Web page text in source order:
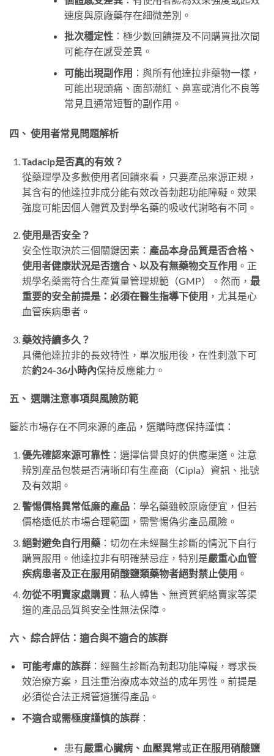
速度與原廠藥存在細微差別。
批次穩定性：極少數回饋提及不同購買批次間
可能存在感受差異。
可能出現副作用 ：與所有他達拉非藥物一樣，
可能出現頭痛、面部潮紅、鼻塞或消化不良等
常見且通常短暫的副作用。
四、 使用者常見問題解析
Tadacip是否真的有效？
從藥理學及多數使用者回饋來看，只要產品來源正規，
其含有的他達拉非成分能有效改善勃起功能障礙。效果
強度可能因個人體質及對學名藥的吸收代謝略有不同。
使用是否安全？
安全性取決於三個關鍵因素： 產品本身品質是否合格、
使用者健康狀況是否適合、以及有無藥物交互作用 。正
規學名藥需符合生產質量管理規範（GMP）。然而， 最
重要的安全前提是：必須在醫生指導下使用 ，尤其是心
血管疾病患者。
藥效持續多久？
具備他達拉非的長效特性，單次服用後，在性刺激下可
於約24-36小時內保持反應能力。
五、 選購注意事項與風險防範
鑒於市場存在不同來源的產品，選購時應保持謹慎：
優先確認來源可靠性：選擇信譽良好的供應渠道。注意
辨別產品包裝是否清晰印有生產商（Cipla）資訊、批號
及有效期。
警惕價格異常低廉的產品：學名藥雖較原廠便宜，但若
價格遠低於市場合理範圍，需警惕偽劣產品風險。
絕對避免自行用藥：切勿在未經醫生診斷的情況下自行
購買服用。他達拉非有明確禁忌症，特別是嚴重心血管
疾病患者及正在服用硝酸鹽類藥物者絕對禁止使用 。
勿從不明賣家處購買 ：私人轉售、無資質網絡賣家等渠
道的產品品質與安全性無法保障。
六、 綜合評估：適合與不適合的族群
可能考慮的族群：經醫生診斷為勃起功能障礙，尋求長
效治療方案，且注重治療成本效益的成年男性。前提是
必須從合法正規管道獲得產品。
不適合或需極度謹慎的族群：
患有嚴重心臟病、血壓異常或正在服用硝酸鹽